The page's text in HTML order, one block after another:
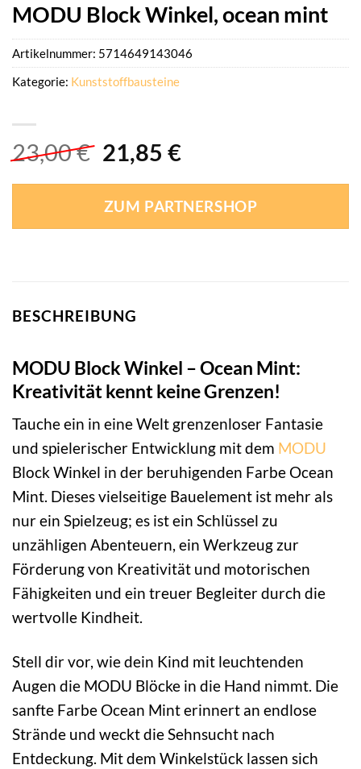
MODU Block Winkel, ocean mint
23,00€ Ursprünglicher
war:
23,00 €
21,85 €Aktueller
ist:
21,85 €.
ZUM PARTNERSHOP
Artikelnummer: 5714649143046
Kategorie: Kunststoffbausteine
BESCHREIBUNG
MODU Block Winkel – Ocean Mint:
Kreativität kennt keine Grenzen!
Tauche ein in eine Welt grenzenloser Fantasie
und spielerischer Entwicklung mit dem MODU
Block Winkel in der beruhigenden Farbe Ocean
Mint. Dieses vielseitige Bauelement ist mehr als
nur ein Spielzeug; es ist ein Schlüssel zu
unzähligen Abenteuern, ein Werkzeug zur
Förderung von Kreativität und motorischen
Fähigkeiten und ein treuer Begleiter durch die
wertvolle Kindheit.
Stell dir vor, wie dein Kind mit leuchtenden
Augen die MODU Blöcke in die Hand nimmt. Die
sanfte Farbe Ocean Mint erinnert an endlose
Strände und weckt die Sehnsucht nach
Entdeckung. Mit dem Winkelstück lassen sich